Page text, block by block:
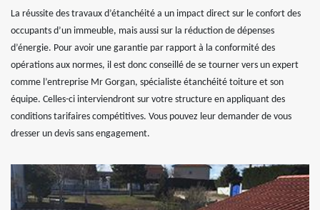
La réussite des travaux d’étanchéité a un impact direct sur le confort des
occupants d’un immeuble, mais aussi sur la réduction de dépenses
d’énergie. Pour avoir une garantie par rapport à la conformité des
opérations aux normes, il est donc conseillé de se tourner vers un expert
comme l’entreprise Mr Gorgan, spécialiste étanchéité toiture et son
équipe. Celles-ci interviendront sur votre structure en appliquant des
conditions tarifaires compétitives. Vous pouvez leur demander de vous
dresser un devis sans engagement.